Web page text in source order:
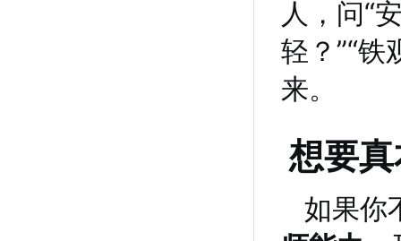
人，问“
轻？”“
来。
想要
如果你